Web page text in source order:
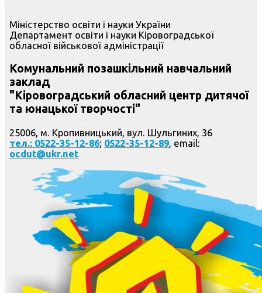
Міністерство освіти і науки України
Департамент освіти і науки Кіровоградської
обласної військової адміністрації
Комунальний позашкільний навчальний
заклад
"Кіровоградський обласний центр дитячої
та юнацької творчості"
25006, м. Кропивницький, вул. Шульгиних, 36
тел.: 0522-35-12-86; 0522-35-12-89, email:
ocdut@ukr.net